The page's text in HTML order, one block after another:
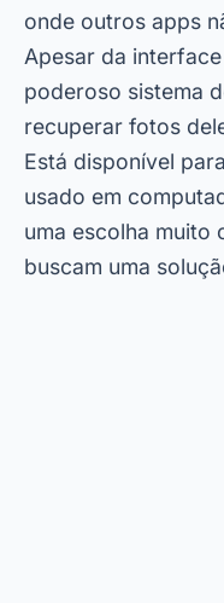
onde outros apps
Apesar da
poderoso sistema
recuperar fotos
Está disponível
usado em
uma escolha muito
buscam uma